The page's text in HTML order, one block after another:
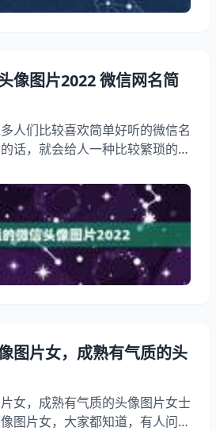
像图片2022 微信网名简
人们比较喜欢简单好听的微信名
话，就会给人一种比较繁琐的感
人对我们自身的印象。并且微信
来更多的好运势，所以有很多人
都格外的上心。接下来就让我们
好运的微信头像图片2022，以
的相关内容吧！ 带来好运的微
远山如黛 2、高山流水 3、离沐倾
图片女，成熟有气质的头
女，成熟有气质的头像图片女士
图片女，大家都知道，有人问成